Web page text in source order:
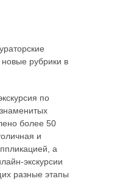
рубрики в
по
более 50
и
а
экскурсии
разные этапы